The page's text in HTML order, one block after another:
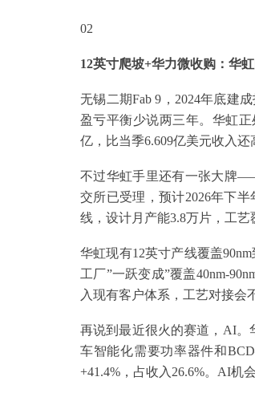
02
12英寸爬坡+华力微收购：华
无锡二期Fab 9，2024年底建
盈亏平衡少说两三年。华虹正
亿，比当季6.609亿美元收入
不过华虹手里还有一张大牌
交所已受理，预计2026年下
线，设计月产能3.8万片，工艺
华虹现有12英寸产线覆盖
工厂”一跃变成”覆盖40nm-
入现有客户体系，工艺对接会
再说到最近很火的赛道，AI
车智能化需要功率器件和
+41.4%，占收入26.6%。AI机